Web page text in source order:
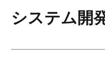
システム開